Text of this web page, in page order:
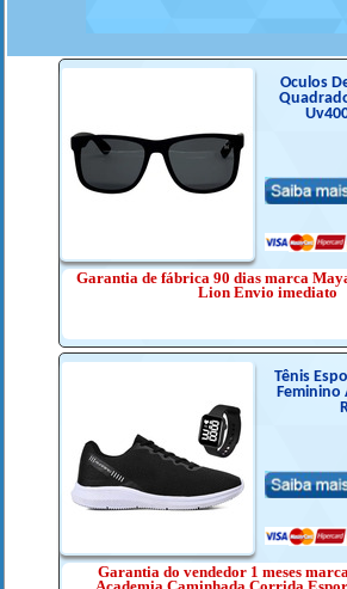
Óculos
Garantia de fábrica 90 dias marca
Lion Envio imediato
Tênis
Feminino
Garantia do vendedor 1 meses